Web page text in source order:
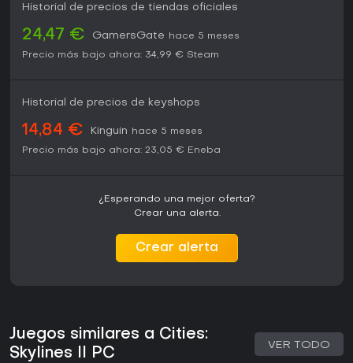
Historial de precios de tiendas oficiales
24,47 € GamersGate
hace 5 meses
Precio más bajo ahora: 34,99 € Steam
Historial de precios de keyshops
14,84 € Kinguin
hace 5 meses
Precio más bajo ahora: 23,05 € Eneba
¿Esperando una mejor oferta?
Crear una alerta.
Crear alerta
Juegos similares a Cities:
Skylines II PC
VER TODO